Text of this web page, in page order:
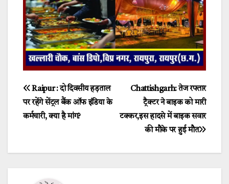
Post
navigation
Chattishgarh: तेज रफ्तार
ट्रैक्टर ने बाइक को मारी
टक्कर,इस हादसे में बाइक सवार
की मौके पर हुई मौत
Raipur : दो दिवसीय हड़ताल
पर रहेंगे सेंट्रल बैंक ऑफ इंडिया के
कर्मचारी, क्या है मांग?